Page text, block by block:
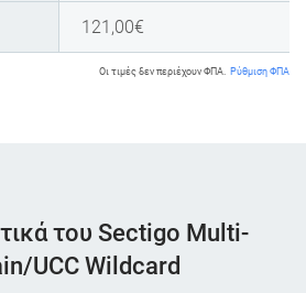
121,00€
Οι τιμές δεν περιέχουν ΦΠΑ. Ρύθμιση ΦΠΑ
του Sectigo Multi-
UCC Wildcard